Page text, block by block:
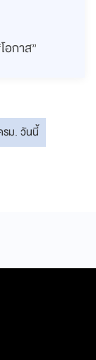
อกาส”
ม. วันนี้